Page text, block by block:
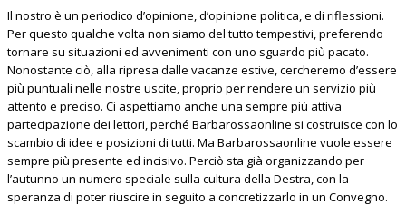
Il nostro è un periodico d’opinione, d’opinione politica, e di riflessioni.
Per questo qualche volta non siamo del tutto tempestivi, preferendo
tornare su situazioni ed avvenimenti con uno sguardo più pacato.
Nonostante ciò, alla ripresa dalle vacanze estive, cercheremo d’essere
più puntuali nelle nostre uscite, proprio per rendere un servizio più
attento e preciso. Ci aspettiamo anche una sempre più attiva
partecipazione dei lettori, perché Barbarossaonline si costruisce con lo
scambio di idee e posizioni di tutti. Ma Barbarossaonline vuole essere
sempre più presente ed incisivo. Perciò sta già organizzando per
l’autunno un numero speciale sulla cultura della Destra, con la
speranza di poter riuscire in seguito a concretizzarlo in un Convegno.